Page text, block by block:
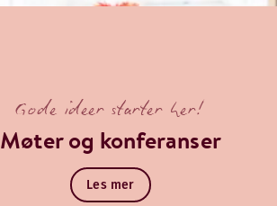
Gode ideer starter her!
Møter og konferanser
Les mer